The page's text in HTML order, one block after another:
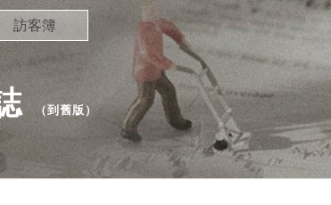
（到舊版 ）
訪客簿